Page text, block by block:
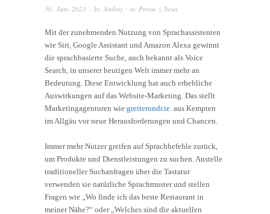
30. Juni 2023 · by Andrej · in Presse | News
Mit der zunehmenden Nutzung von Sprachassistenten
wie Siri, Google Assistant und Amazon Alexa gewinnt
die sprachbasierte Suche, auch bekannt als Voice
Search, in unserer heutigen Welt immer mehr an
Bedeutung. Diese Entwicklung hat auch erhebliche
Auswirkungen auf das Website-Marketing. Das stellt
Marketingagenturen wie greiterundcie. aus Kempten
im Allgäu vor neue Herausforderungen und Chancen.
Immer mehr Nutzer greifen auf Sprachbefehle zurück,
um Produkte und Dienstleistungen zu suchen. Anstelle
traditioneller Suchanfragen über die Tastatur
verwenden sie natürliche Sprachmuster und stellen
Fragen wie „Wo finde ich das beste Restaurant in
meiner Nähe?“ oder „Welches sind die aktuellen